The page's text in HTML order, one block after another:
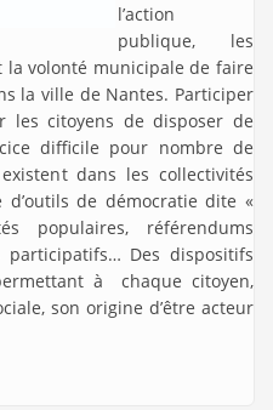
l’action
publique, les
la volonté municipale de faire
la ville de Nantes. Participer
citoyens de disposer de
difficile pour nombre de
dans les collectivités
de démocratie dite «
populaires, référendums
participatifs… Des dispositifs
à chaque citoyen,
son origine d’être acteur